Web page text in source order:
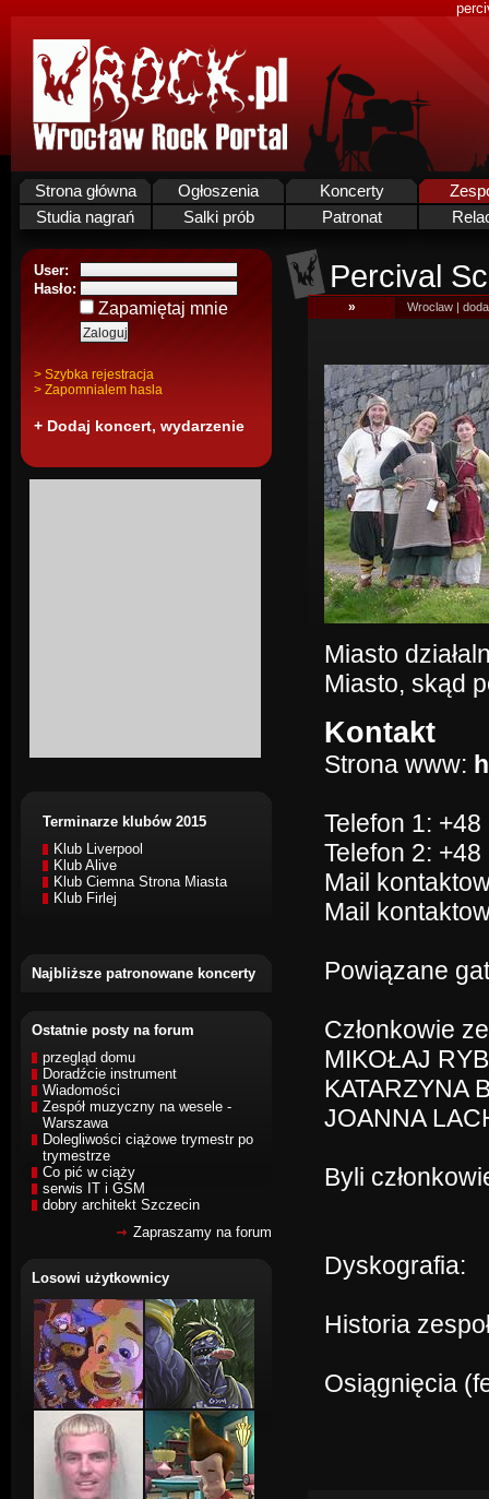
Strona główna Ogłoszenia Koncerty
Studia nagrań
Salki prób Patronat
User:
Hasło:
Zapamiętaj mnie
> Szybka rejestracja
> Zapomnialem hasla
+ Dodaj koncert, wydarzenie
Terminarze klubów 2015
Klub Liverpool
Klub Alive
Klub Ciemna Strona Miasta
Klub Firlej
Najbliższe patronowane koncerty
Ostatnie posty na forum
przegląd domu
Doradźcie instrument
Wiadomości
Zespół muzyczny na wesele -
Warszawa
Dolegliwości ciążowe trymestr po
trymestrze
Co pić w ciąży
serwis IT i GSM
dobry architekt Szczecin
Zapraszamy na forum
Losowi użytkownicy
Percival
» Wroclaw |
Miasto
Miasto, skąd
Kontakt
Strona www:
Telefon 1:
Telefon 2:
Mail
Mail
Powiązane
Członkowie
MIKOŁAJ
KATARZYNA
JOANNA
Byli
Dyskografia:
Historia
Osiągnięcia